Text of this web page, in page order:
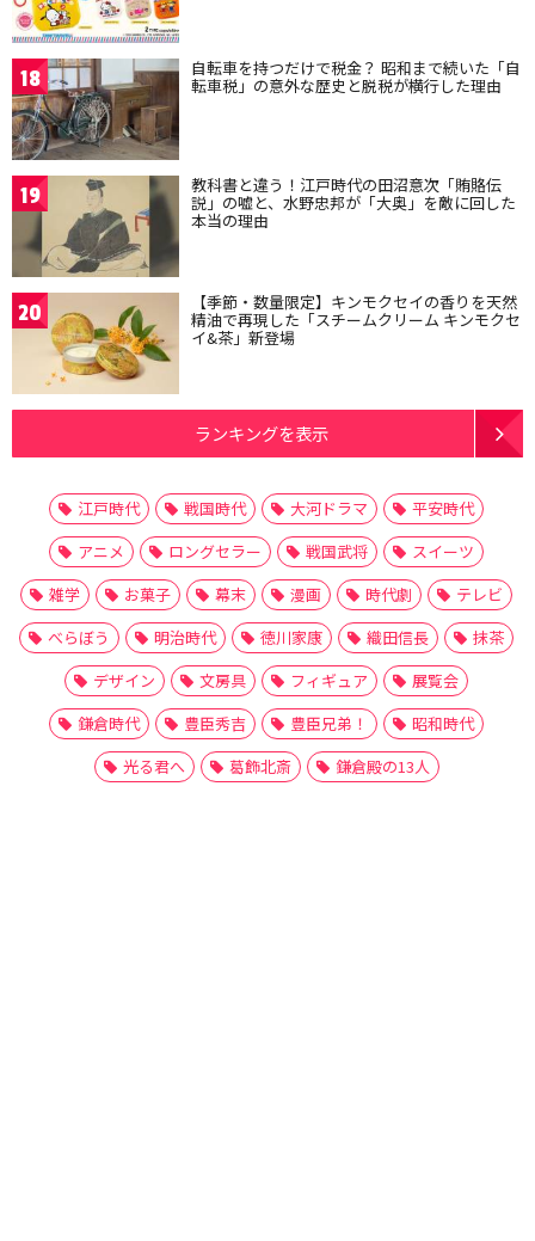
18 自転車を持つだけで税金？ 昭和まで続いた「自
転車税」の意外な歴史と脱税が横行した理由
19 教科書と違う！江戸時代の田沼意次「賄賂伝
説」の嘘と、水野忠邦が「大奥」を敵に回した
本当の理由
20 【季節・数量限定】キンモクセイの香りを天然
精油で再現した「スチームクリーム キンモクセ
イ&茶」新登場
ランキングを表示
江戸時代 戦国時代 大河ドラマ
平安時代
アニメ
ロングセラー 戦国武将
スイーツ
雑学
お菓子 幕末 漫画 時代劇
テレビ
べらぼう
明治時代 徳川家康 織田信長
抹茶
デザイン
文房具 フィギュア
展覧会
鎌倉時代
豊臣秀吉 豊臣兄弟！
昭和時代
光る君へ
葛飾北斎 鎌倉殿の13人